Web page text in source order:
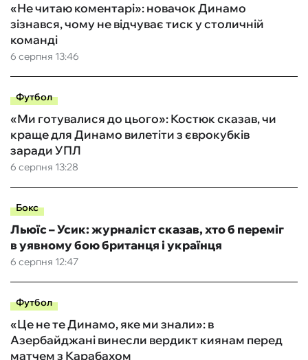
6 серпня 13:46
«Не читаю коментарі»: новачок Динамо
зізнався, чому не відчуває тиск у столичній
команді
Футбол
6 серпня 13:28
«Ми готувалися до цього»: Костюк сказав, чи
краще для Динамо вилетіти з єврокубків
заради УПЛ
Бокс
6 серпня 12:47
Льюїс – Усик: журналіст сказав, хто б переміг
в уявному бою британця і українця
Футбол
«Це не те Динамо, яке ми знали»: в
Азербайджані винесли вердикт киянам перед
матчем з Карабахом